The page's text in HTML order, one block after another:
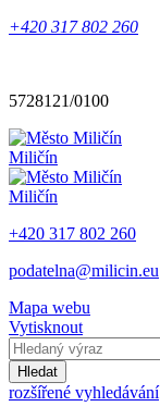
+420 317 802 260
5728121/0100
Miličín
Miličín
+420 317 802 260
podatelna@milicin.eu
Mapa webu
Vytisknout
Hledat
rozšířené vyhledávání